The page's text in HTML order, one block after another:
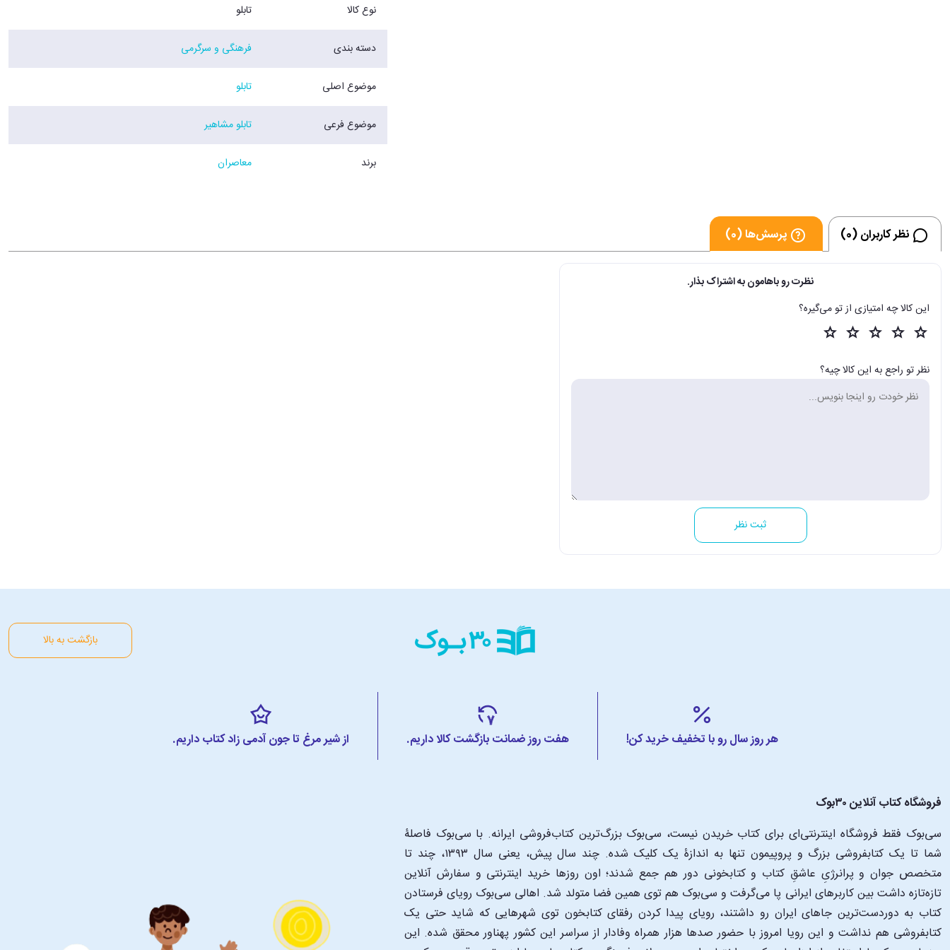
نوع کالا تابلو
دسته بندی فرهنگی و سرگرمی
موضوع اصلی تابلو
موضوع فرعی تابلو مشاهیر
برند معاصران
نظر کاربران (0) پرسش‌ها (0)
نظرت رو باهامون به اشتراک بذار.
این کالا چه امتیازی از تو می‌گیره؟
نظر تو راجع به این کالا چیه؟
ثبت نظر
بازگشت به بالا
هر روز سال رو با تخفیف خرید کن! هفت روز ضمانت بازگشت کالا داریم. از شیر مرغ تا جون آدمی زاد کتاب داریم.
فروشگاه کتاب آنلاین ۳۰بوک
سی‌بوک فقط فروشگاه اینترنتی‌ای برای کتاب خریدن نیست، سی‌بوک بزرگ‌ترین کتاب‌فروشی ایرانه. با سی‌بوک فاصلۀ
شما تا یک کتابفروشی بزرگ و پروپیمون تنها به اندازۀ یک کلیک شده. چند سال پیش، یعنی سال ۱۳۹۳، چند تا
متخصص جوان و پرانرژیِ عاشقِ کتاب و کتابخونی دور هم جمع شدند؛ اون‌ روزها خرید اینترنتی و سفارش آنلاین
تازه‌تازه داشت بین کاربرهای ایرانی پا می‌گرفت و سی‌بوک هم توی همین فضا متولد شد. اهالی سی‌بوک رویای فرستادن
کتاب به دوردست‌ترین جاهای ایران رو داشتند، رویای پیدا کردن رفقای کتابخون توی شهرهایی که شاید حتی یک
کتابفروشی هم نداشت و این رویا امروز با حضور صدها هزار همراه وفادار از سراسر این کشور پهناور محقق شده. این